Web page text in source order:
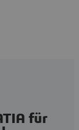
für